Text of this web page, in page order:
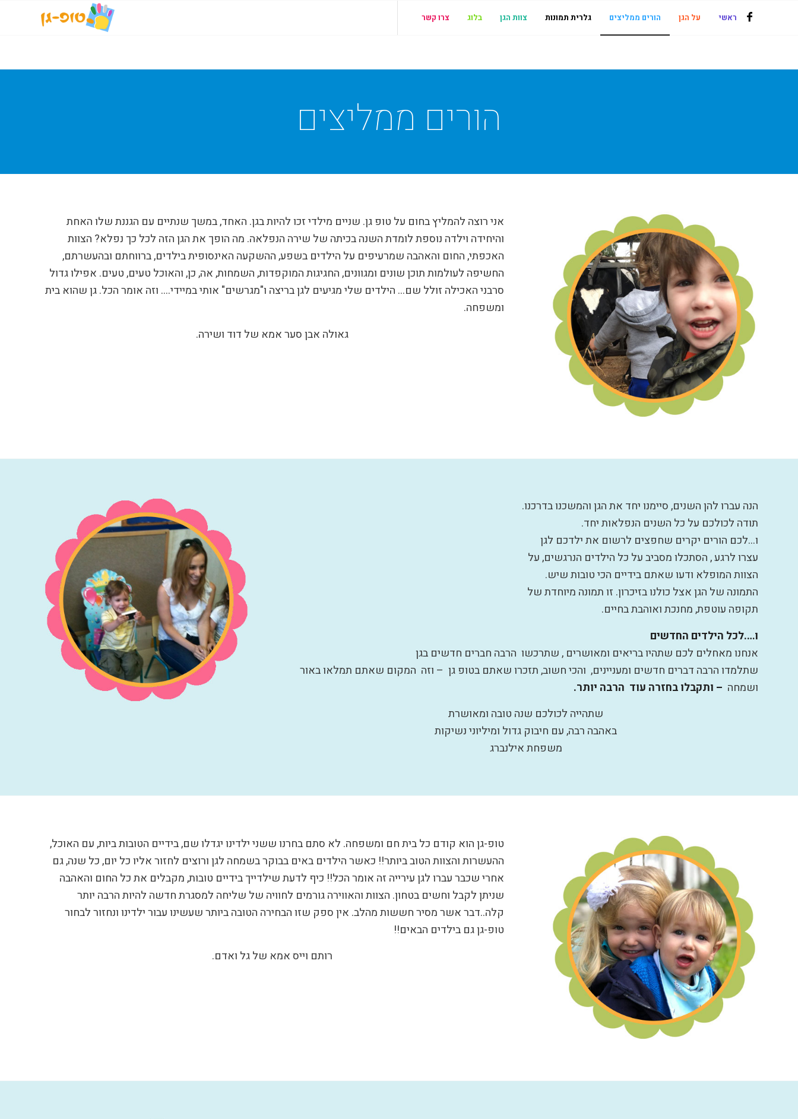
ראשי על הגן הורים ממליצים גלרית תמונות צוות הגן בלוג צרו קשר
הורים ממליצים
אני רוצה להמליץ בחום על טופ גן. שניים מילדי זכו להיות בגן. האחד, במשך שנתיים עם הגננת שלו האחת
והיחידה וילדה נוספת לומדת השנה בכיתה של שירה הנפלאה. מה הופך את הגן הזה לכל כך נפלא? הצוות
האכפתי, החום והאהבה שמרעיפים על הילדים בשפע, ההשקעה האינסופית בילדים, ברווחתם ובהעשרתם,
החשיפה לעולמות תוכן שונים ומגוונים, החגיגות המוקפדות, השמחות, אה, כן, והאוכל טעים, טעים. אפילו גדול
סרבני האכילה זולל שם… הילדים שלי מגיעים לגן בריצה ו"מגרשים" אותי במיידי…. וזה אומר הכל. גן שהוא בית
ומשפחה.
גאולה אבן סער אמא של דוד ושירה.
הנה עברו להן השנים, סיימנו יחד את הגן והמשכנו בדרכנו.
תודה לכולכם על כל השנים הנפלאות יחד.
ו…לכם הורים יקרים שחפצים לרשום את ילדכם לגן
עצרו לרגע , הסתכלו מסביב על כל הילדים הנרגשים, על
הצוות המופלא ודעו שאתם בידיים הכי טובות שיש.
התמונה של הגן אצל כולנו בזיכרון. זו תמונה מיוחדת של
תקופה עוטפת, מחנכת ואוהבת בחיים.
ו….לכל הילדים החדשים
אנחנו מאחלים לכם שתהיו בריאים ומאושרים , שתרכשו הרבה חברים חדשים בגן
שתלמדו הרבה דברים חדשים ומעניינים, והכי חשוב, תזכרו שאתם בטופ גן – וזה המקום שאתם תמלאו באור
ושמחה – ותקבלו בחזרה עוד הרבה יותר.
שתהייה לכולכם שנה טובה ומאושרת
באהבה רבה, עם חיבוק גדול ומיליוני נשיקות
משפחת אילנברג
טופ-גן הוא קודם כל בית חם ומשפחה. לא סתם בחרנו ששני ילדינו יגדלו שם, בידיים הטובות ביות, עם האוכל,
ההעשרות והצוות הטוב ביותר!! כאשר הילדים באים בבוקר בשמחה לגן ורוצים לחזור אליו כל יום, כל שנה, גם
אחרי שכבר עברו לגן עירייה זה אומר הכל!! כיף לדעת שילדייך בידיים טובות, מקבלים את כל החום והאהבה
שניתן לקבל וחשים בטחון. הצוות והאווירה גורמים לחוויה של שליחה למסגרת חדשה להיות הרבה יותר
קלה..דבר אשר מסיר חששות מהלב. אין ספק שזו הבחירה הטובה ביותר שעשינו עבור ילדינו ונחזור לבחור
טופ-גן גם בילדים הבאים!!
רותם וייס אמא של גל ואדם.